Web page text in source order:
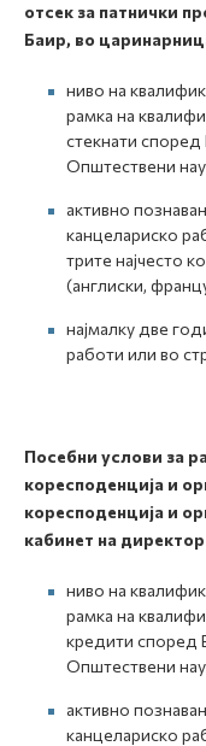
отсек за патнички
Баир, во
ниво на
рамка на
стекнати
Општествени
активно
канцелариско
трите најчесто
(англиски,
најмалку две
работи или во
Посебни услови за
коресподенција и
коресподенција и
кабинет на директор
ниво на
рамка на
кредити според
Општествени
активно
канцелариско